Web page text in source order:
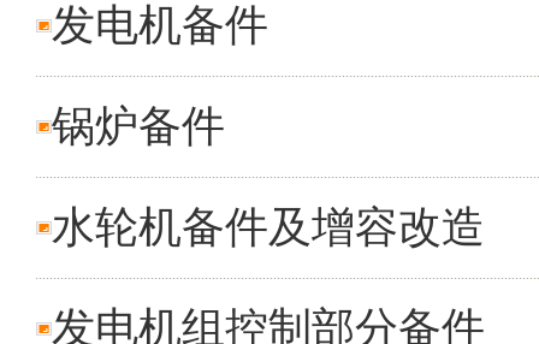
发电机备件
锅炉备件
水轮机备件及增容改造
发电机组控制部分备件